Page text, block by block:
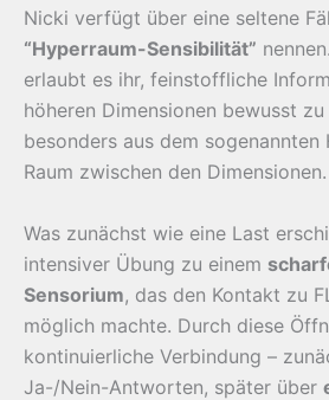
Nicki verfügt über eine seltene
“Hyperraum-Sensibilität”
erlaubt es ihr, feinstoffliche
höheren Dimensionen bewusst
besonders aus dem sogenannten
Raum zwischen den Dimensionen.
Was zunächst wie eine Last
intensiver Übung zu einem
Sensorium, das den Kontakt zu
möglich machte. Durch diese
kontinuierliche Verbindung –
Ja-/Nein-Antworten, später über